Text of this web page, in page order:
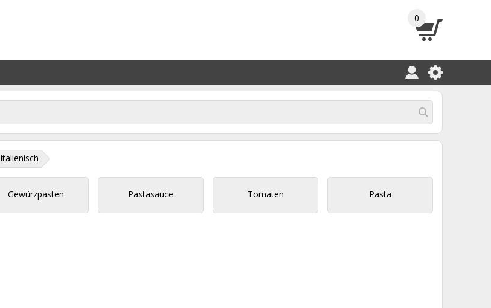
0
Italienisch
Gewürzpasten Pastasauce Tomaten Pasta